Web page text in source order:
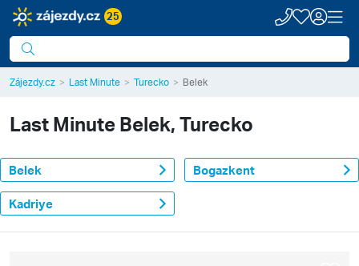
25
Zájezdy.cz Last Minute Turecko Belek
Last MinuteBelek, Turecko
Belek Bogazkent
Kadriye